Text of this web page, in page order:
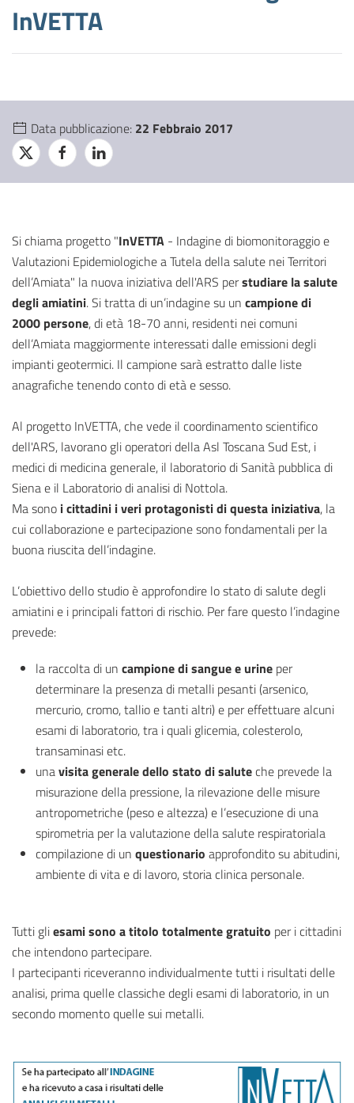
InVETTA
Data pubblicazione: 22 Febbraio 2017
Si chiama progetto "InVETTA - Indagine di biomonitoraggio e
Valutazioni Epidemiologiche a Tutela della salute nei Territori
dell’Amiata" la nuova iniziativa dell'ARS perstudiare la salute
degli amiatini. Si tratta di un’indagine su un campione di
2000 persone, di età 18-70 anni, residenti nei comuni
dell’Amiata maggiormente interessati dalle emissioni degli
impianti geotermici. Il campione sarà estratto dalle liste
anagrafiche tenendo conto di età e sesso.
Al progetto InVETTA, che vede il coordinamento scientifico
dell'ARS, lavorano gli operatori della Asl Toscana Sud Est, i
medici di medicina generale, il laboratorio di Sanità pubblica di
Siena e il Laboratorio di analisi di Nottola.
Ma sono i cittadini i veri protagonisti di questa iniziativa, la
cui collaborazione e partecipazione sono fondamentali per la
buona riuscita dell’indagine.
L’obiettivo dello studio è approfondire lo stato di salute degli
amiatini e i principali fattori di rischio. Per fare questo l’indagine
prevede:
la raccolta di un campione di sangue e urine per
determinare la presenza di metalli pesanti (arsenico,
mercurio, cromo, tallio e tanti altri) e per effettuare alcuni
esami di laboratorio, tra i quali glicemia, colesterolo,
transaminasi etc.
unavisita generale dello stato di saluteche prevede la
misurazione della pressione, la rilevazione delle misure
antropometriche (peso e altezza) e l’esecuzione di una
spirometria per la valutazione della salute respiratoriala
compilazione di un questionario approfondito su abitudini,
ambiente di vita e di lavoro, storia clinica personale.
Tutti gliesami sono a titolo totalmente gratuito per i cittadini
che intendono partecipare.
I partecipanti riceveranno individualmente tutti i risultati delle
analisi, prima quelle classiche degli esami di laboratorio, in un
secondo momento quelle sui metalli.